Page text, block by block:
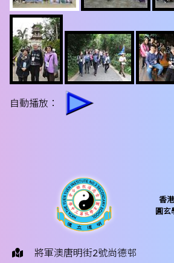
自動播放：
香
圓玄
將軍澳唐明街2號尚德邨